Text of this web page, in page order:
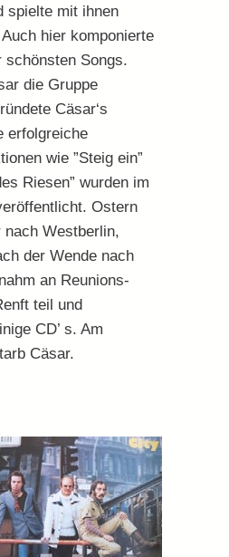
spielte mit ihnen
hier komponierte
schönsten Songs.
die Gruppe
Cäsar‘s
erfolgreiche
wie ”Steig ein”
Riesen” wurden im
Ostern
nach Westberlin,
der Wende nach
an Reunions-
teil und
CD’ s. Am
Cäsar.